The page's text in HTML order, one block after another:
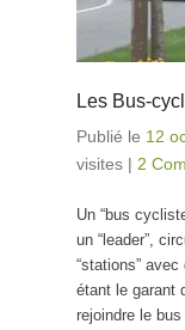
Les Bus-
Publié le 12
visites | 2
Un “bus
un “leader”,
“stations”
étant le garant
rejoindre le